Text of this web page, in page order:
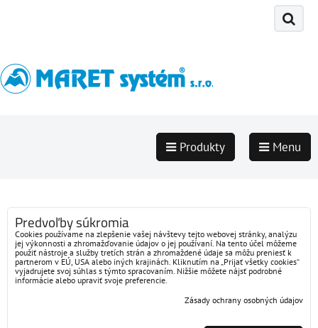
Produkty Menu
Predvoľby súkromia
Cookies používame na zlepšenie vašej návštevy tejto webovej stránky, analýzu
jej výkonnosti a zhromažďovanie údajov o jej používaní. Na tento účel môžeme
použiť nástroje a služby tretích strán a zhromaždené údaje sa môžu preniesť k
partnerom v EÚ, USA alebo iných krajinách. Kliknutím na „Prijať všetky cookies“
vyjadrujete svoj súhlas s týmto spracovaním. Nižšie môžete nájsť podrobné
informácie alebo upraviť svoje preferencie.
Zásady ochrany osobných údajov